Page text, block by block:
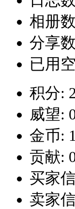
相册
分享
已用
积分:
威望:
金币:
贡献:
买家
卖家